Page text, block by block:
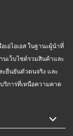
เอไอเอส ในฐานะผู้นำที่
เว็บไซต์รวมสินค้าและ
ะยืนยันตัวตนจริง และ
ริการที่เหนือความคาด